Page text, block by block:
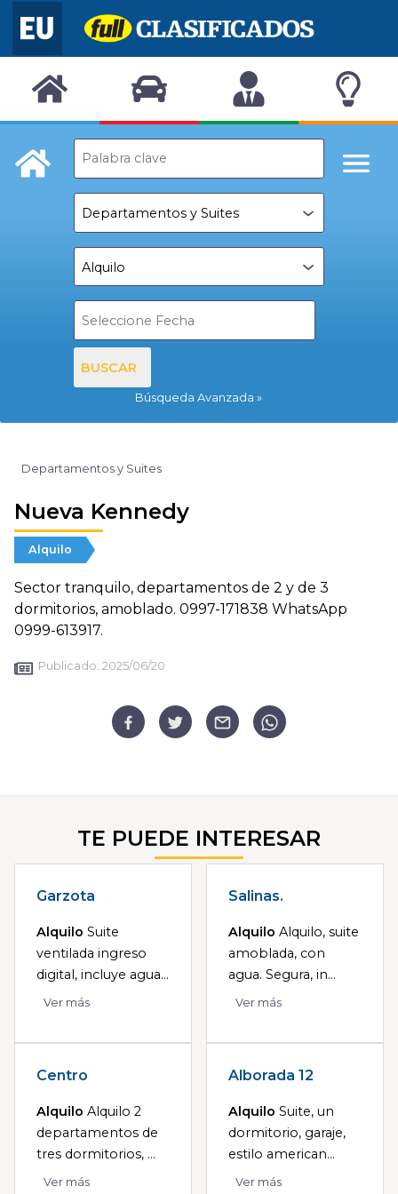
BUSCAR
Búsqueda Avanzada
Departamentos y Suites
Nueva Kennedy
Alquilo
Sector tranquilo, departamentos de 2 y de 3
dormitorios, amoblado. 0997-171838 WhatsApp
0999-613917.
Publicado: 2025/06/20
TE PUEDE INTERESAR
Garzota
Alquilo Suite
ventilada ingreso
digital, incluye agua...
Ver más
Salinas.
Alquilo Alquilo, suite
amoblada, con
agua. Segura, in...
Ver más
Centro
Alquilo Alquilo 2
departamentos de
tres dormitorios, ...
Ver más
Alborada 12
Alquilo Suite, un
dormitorio, garaje,
estilo american...
Ver más